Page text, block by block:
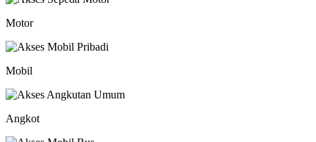
Motor
Mobil
Angkot